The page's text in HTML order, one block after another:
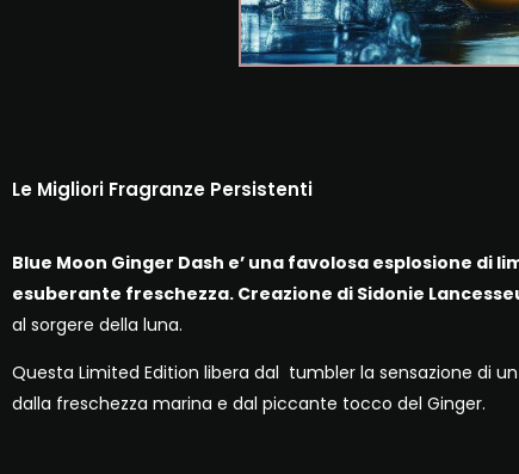
Le Migliori Fragranze Persistenti
Blue Moon Ginger Dash e’ una favolosa esplosione
esuberante freschezza. Creazione di Sidonie
al sorgere della luna.
Questa Limited Edition libera dal tumbler la sensazione di
dalla freschezza marina e dal piccante tocco del Ginger.